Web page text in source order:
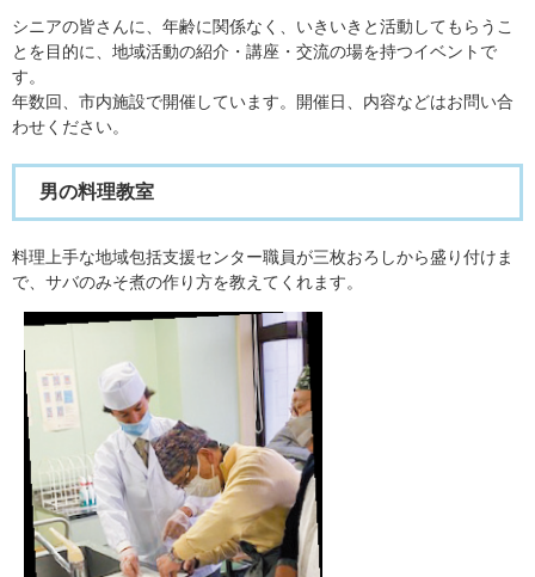
​​シニアの皆さんに、年齢に関係なく、いきいきと活動してもらうこ
とを目的に、地域活動の紹介・講座・交流の場を持つイベントで
す。
年数回、市内施設で開催しています。開催日、内容などはお問い合
わせください。
​​男の料理教室
料理上手な地域包括支援センター職員が三枚おろしから盛り付けま
で、サバのみそ煮の作り方を教えてくれます。